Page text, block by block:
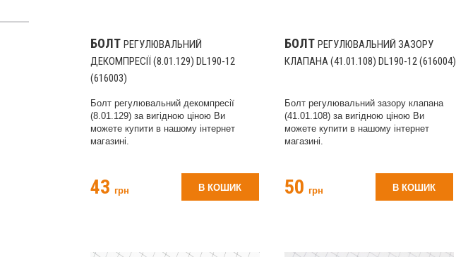
БОЛТ РЕГУЛЮВАЛЬНИЙ
ДЕКОМПРЕСІЇ (8.01.129) DL190-12
(616003)
Болт регулювальний декомпресії
(8.01.129) за вигідною ціною Ви
можете купити в нашому інтернет
магазині.
43 грн В КОШИК
БОЛТ РЕГУЛЮВАЛЬНИЙ ЗАЗОРУ
КЛАПАНА (41.01.108) DL190-12 (616004)
Болт регулювальний зазору клапана
(41.01.108) за вигідною ціною Ви
можете купити в нашому інтернет
магазині.
50 грн В КОШИК